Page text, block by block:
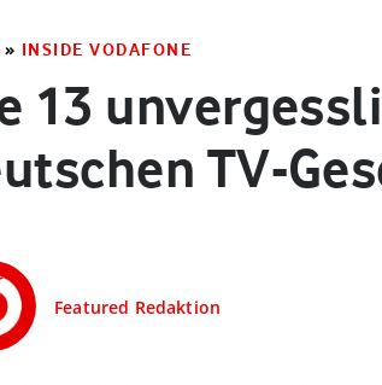
» INSIDE VODAFONE
13
TV-
Featured Redaktion